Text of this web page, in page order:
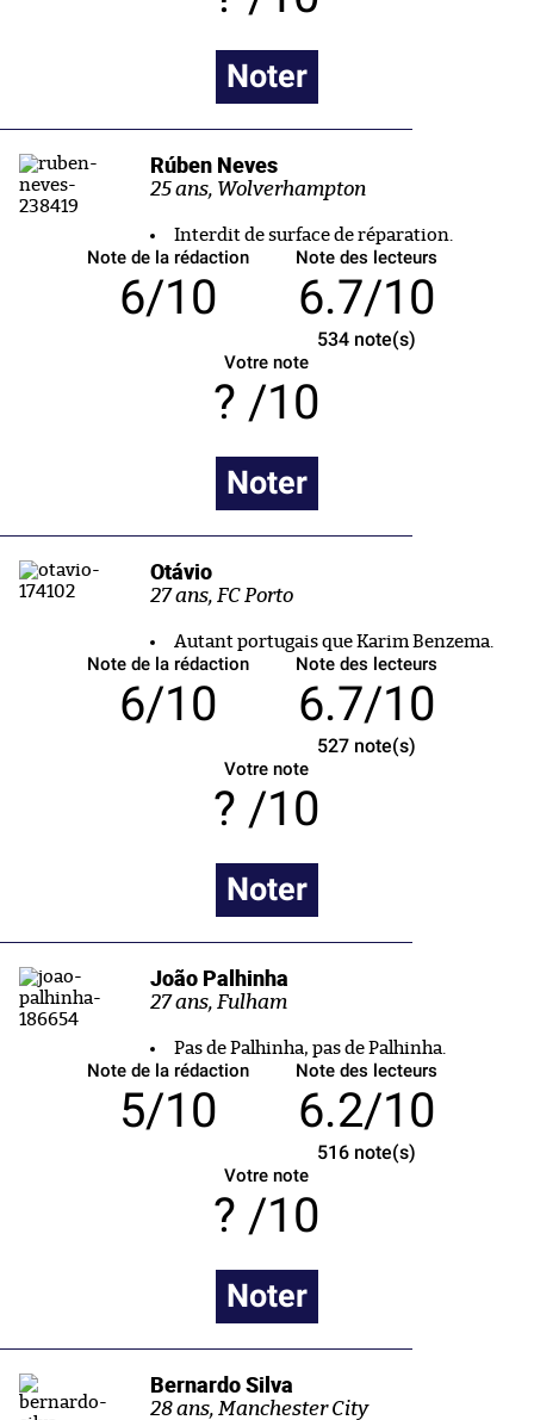
Noter
Rúben Neves
25 ans, Wolverhampton
Interdit de surface de réparation.
Note de la rédaction
6/10
Note des lecteurs
6.7/10
534note(s)
Votre note
/10
Noter
Otávio
27 ans, FC Porto
Autant portugais que Karim Benzema.
Note de la rédaction
6/10
Note des lecteurs
6.7/10
527note(s)
Votre note
/10
Noter
João Palhinha
27 ans, Fulham
Pas de Palhinha, pas de Palhinha.
Note de la rédaction
5/10
Note des lecteurs
6.2/10
516note(s)
Votre note
/10
Noter
Bernardo Silva
28 ans, Manchester City